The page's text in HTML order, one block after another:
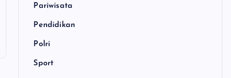
Pariwisata
Pendidikan
Polri
Sport